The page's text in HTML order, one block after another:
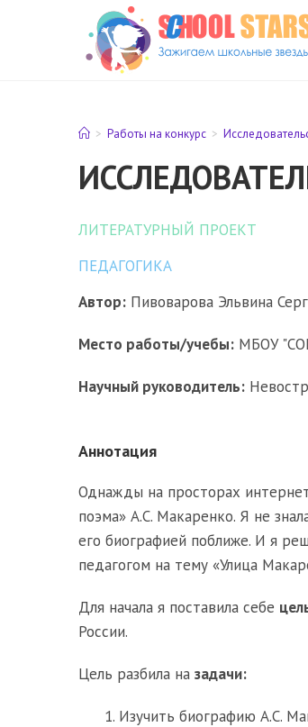
> Работы на конкурс >
ЛИТЕРАТУРНЫЙ ПРОЕКТ
ПЕДАГОГИКА
Автор: Пивоварова Эльвина
Место работы/учебы: МБОУ
Научный руководитель:
Аннотация
Однажды на просторах
поэма» А.С. Макаренко. Я не
его биографией поближе. И я
педагогом на тему «Улица
Для начала я поставила себе
России.
Цель разбила на задачи:
Изучить биографию А.С.